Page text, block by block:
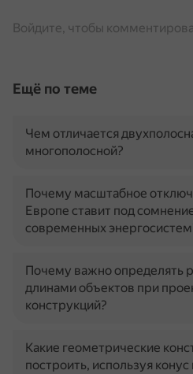
Войдите, чтобы
Ещё по теме
Чем отличается
многополосной?
Почему масштабное
Европе ставит под
современных
Почему важно определять
длинами объектов при
конструкций?
Какие геометрические
построить, используя